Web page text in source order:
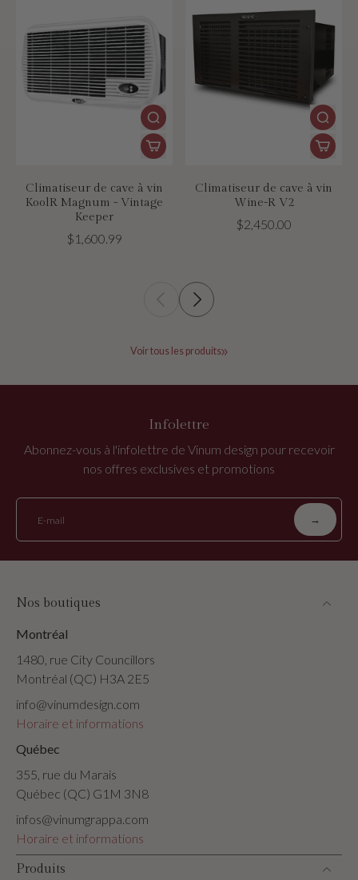
Climatiseur de cave à vin
KoolR Magnum - Vintage
Keeper
$1,600.99
Climatiseur de cave à vin
Wine-R V2
$2,450.00
Voir tous les produits
Infolettre
Abonnez-vous à l'infolettre de Vinum design pour recevoir
nos offres exclusives et promotions
E-mail →
Nos boutiques
Montréal
1480, rue City Councillors
Montréal (QC) H3A 2E5
info@vinumdesign.com
Horaire et informations
Québec
355, rue du Marais
Québec (QC) G1M 3N8
infos@vinumgrappa.com
Horaire et informations
Produits